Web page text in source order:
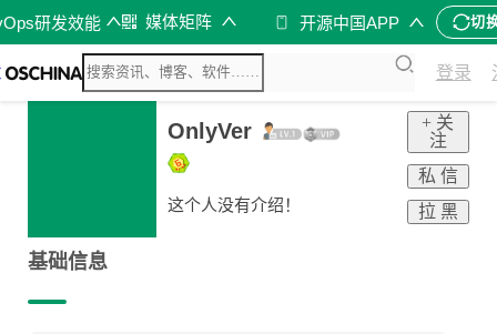
研发效能 媒体矩阵 开源中国APP 切
登录
OnlyVer
这个人没有介绍！
+ 关
注
私 信
拉 黑
基础信息